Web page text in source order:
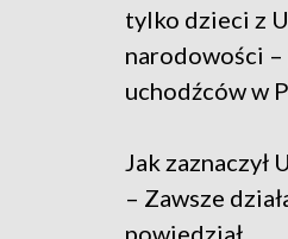
tylko dzieci z
narodowości
uchodźców w
Jak zaznaczył
– Zawsze